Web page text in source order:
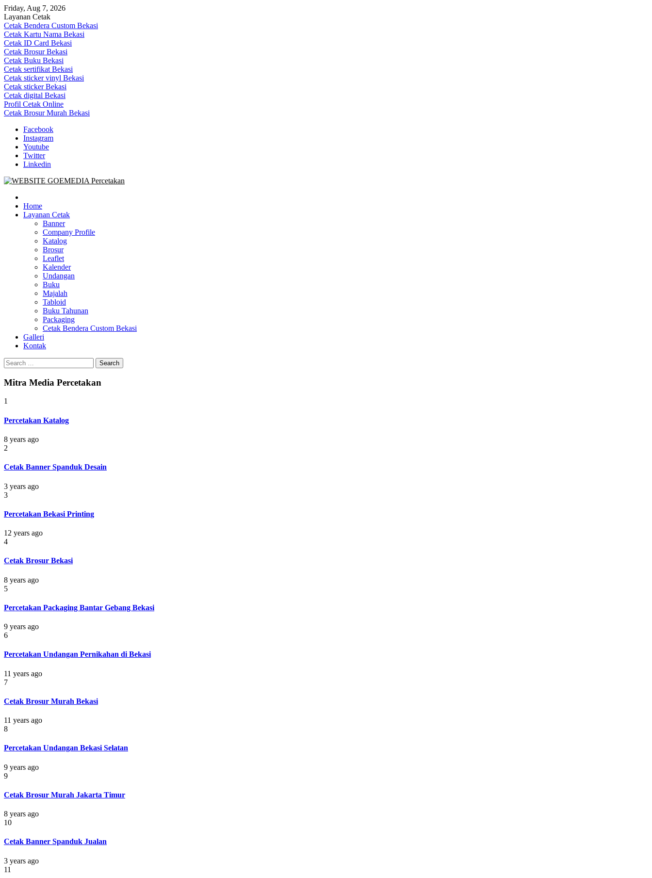
Skip
to
content
Friday, Aug 7, 2026
Layanan Cetak
Cetak Bendera Custom Bekasi
Cetak Kartu Nama Bekasi
Cetak ID Card Bekasi
Cetak Brosur Bekasi
Cetak Buku Bekasi
Cetak sertifikat Bekasi
Cetak sticker vinyl Bekasi
Cetak sticker Bekasi
Cetak digital Bekasi
Profil Cetak Online
Cetak Brosur Murah Bekasi
Facebook
Instagram
Youtube
Twitter
Linkedin
Goe Media Percetakan | 0822-4439-5599 (Call/WA)
0822-4439-5599 (Call/WA) Percetakan jasa cetak banner buku yasin invoice kartu nama label map nota spanduk stiker undangan pernikahan murah online 24 jam
Home
Layanan Cetak
Banner
Company Profile
Katalog
Brosur
Leaflet
Kalender
Undangan
Buku
Majalah
Tabloid
Buku Tahunan
Packaging
Cetak Bendera Custom Bekasi
Galleri
Kontak
Search
for:
Mitra Media Percetakan
1
Percetakan Katalog
8 years ago
2
Cetak Banner Spanduk Desain
3 years ago
3
Percetakan Bekasi Printing
12 years ago
4
Cetak Brosur Bekasi
8 years ago
5
Percetakan Packaging Bantar Gebang Bekasi
9 years ago
6
Percetakan Undangan Pernikahan di Bekasi
11 years ago
7
Cetak Brosur Murah Bekasi
11 years ago
8
Percetakan Undangan Bekasi Selatan
9 years ago
9
Cetak Brosur Murah Jakarta Timur
8 years ago
10
Cetak Banner Spanduk Jualan
3 years ago
11